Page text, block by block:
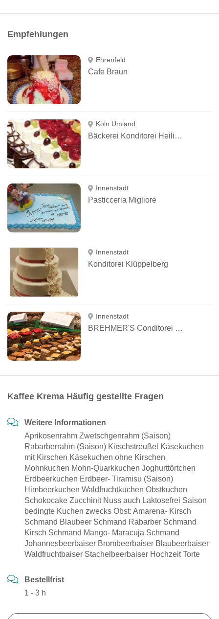
Empfehlungen
Ehrenfeld
Cafe Braun
Köln Umland
Bäckerei Konditorei Heilinger
Innenstadt
Pasticceria Migliore
Innenstadt
Konditorei Klüppelberg
Innenstadt
BREHMER'S Conditorei Cafe Confiserie
Kaffee Krema Häufig gestellte Fragen
Weitere Informationen
Aprikosenrahm Zwetschgenrahm (Saison)
Rabarberrahm (Saison) Kirschstreußel Käsekuchen
mit Kirschen Käsekuchen ohne Kirschen
Mohnkuchen Mohn-Quarkkuchen Joghurttörtchen
Erdbeerkuchen Erdbeer- Tiramisu (Saison)
Himbeerkuchen Waldfruchtkuchen Obstkuchen
Schokocake Zucchinit Nuss auch Laktosefrei Saison
bedingte Kuchen zwecks Obst: Amarena- Kirsch
Schmand Blaubeer Schmand Rabarber Schmand
Kirsch Schmand Mango- Maracuja Schmand
Johannesbeerbaiser Brombeerbaiser Blaubeerbaiser
Waldfruchtbaiser Stachelbeerbaiser Hochzeit Torte
Bestellfrist
1 - 3 h